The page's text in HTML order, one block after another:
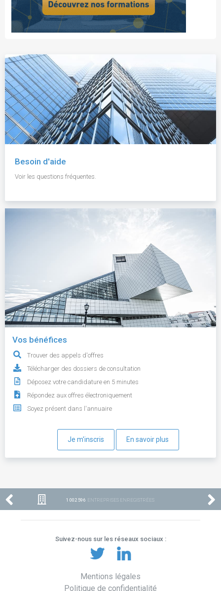
Besoin d'aide
Voir les questions fréquentes.
Vos bénéfices
Trouver des appels d'offres
Télécharger des dossiers de consultation
Déposez votre candidature en 5 minutes
Répondez aux offres électroniquement
Soyez présent dans l'annuaire
Je m'inscris En savoir plus
1 002 596 ENTREPRISES ENREGISTRÉES
Suivez-nous sur les réseaux sociaux :
Mentions légales
Politique de confidentialité